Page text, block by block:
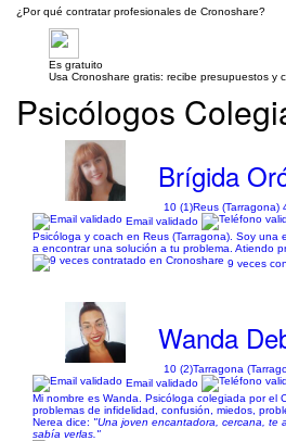
¿Por qué contratar profesionales de Cronoshare?
Es gratuito
Usa Cronoshare gratis: recibe presupuestos y
Psicólogos
Brígida
10 (1)Reus (Tarragona)
Email validado
Psicóloga y coach en Reus (Tarragona). Soy
a encontrar una solución a tu problema. Atiendo
9 veces
Wanda
10 (2)Tarragona
Email validado
Mi nombre es Wanda. Psicóloga colegiada por el
problemas de infidelidad, confusión, miedos,
Nerea dice: "Una joven encantadora, cercana, te
sabía verlas."